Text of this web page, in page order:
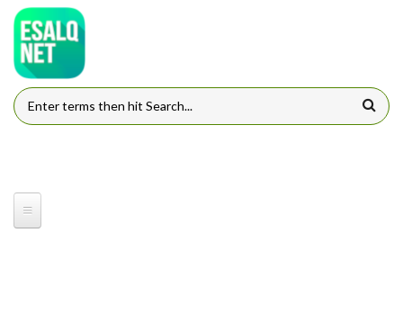
Pular para o conteúdo principal
FORMULÁRIO DE BUSCA